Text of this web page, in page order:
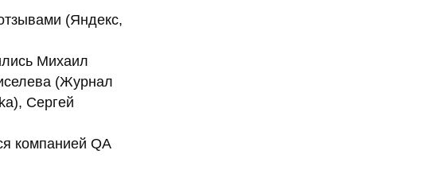
(Яндекс,
Михаил
(Журнал
Сергей
компанией QA